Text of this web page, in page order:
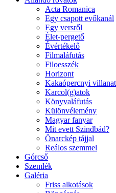
Acta Romanica
Egy csapott evőkanál
Egy versről
Élet-pergető
Évértékelő
Filmaláfutás
Filoesszék
Horizont
Kakaópercnyi
Karcol(g)atok
Könyvaláfutás
Különvélemény
Magyar fanyar
Mit evett Szindbád?
Önarckép tájjal
Reálos szemmel
Górcső
Szemlék
Galéria
Friss alkotások